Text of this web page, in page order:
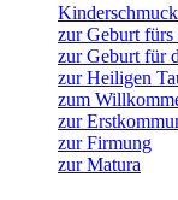
Kinderschmuck
zur Geburt
zur Geburt für
zur Heiligen
zum
zur
zur Firmung
zur Matura